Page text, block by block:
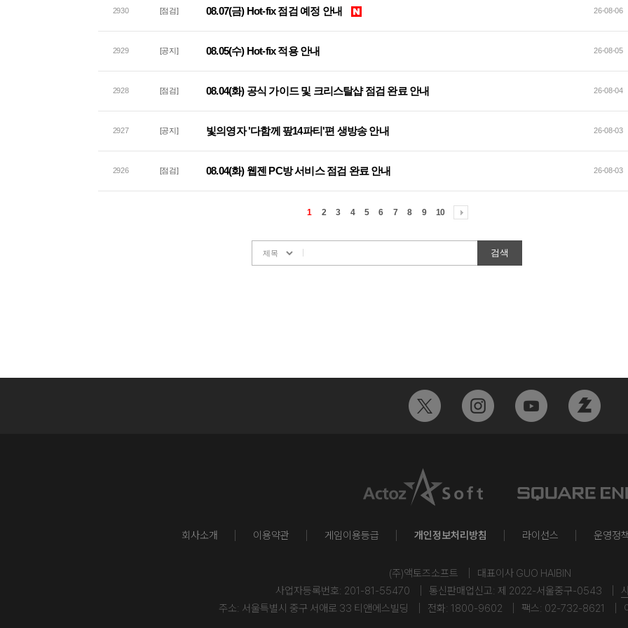
2930 [점검] 08.07(금) Hot-fix 점검 예정 안내 26-08-06
2929 [공지] 08.05(수) Hot-fix 적용 안내 26-08-05
2928 [점검] 08.04(화) 공식 가이드 및 크리스탈샵 점검 완료 안내 26-08-04
2927 [공지] 빛의영자 '다함께 팦14파티'편 생방송 안내 26-08-03
2926 [점검] 08.04(화) 웹젠 PC방 서비스 점검 완료 안내 26-08-03
1 2 3 4 5 6 7 8 9 10
회사소개 이용약관 게임이용등급 개인정보처리방침 라이선스 운영정책
(주)액토즈소프트
대표이사 GUO HAIBIN
사업자등록번호: 201-81-55470
통신판매업신고: 제 2022-서울중구-0543
주소: 서울특별시 중구 서애로 33 티앤에스빌딩
전화: 1800-9602 팩스: 02-732-8621